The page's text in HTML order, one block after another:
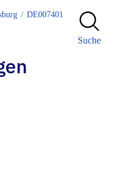
DE007401
Suche